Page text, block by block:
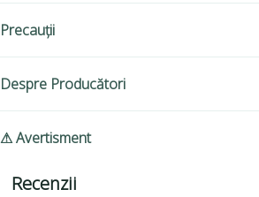
Precauții
Despre Producători
⚠ Avertisment
Recenzii